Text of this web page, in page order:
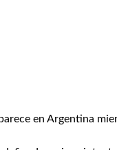
en Argentina